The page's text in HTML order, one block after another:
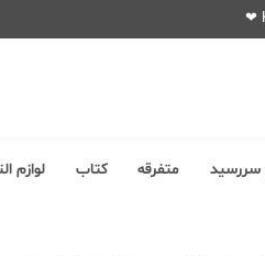
سررسید متفرقه کتاب لوازم